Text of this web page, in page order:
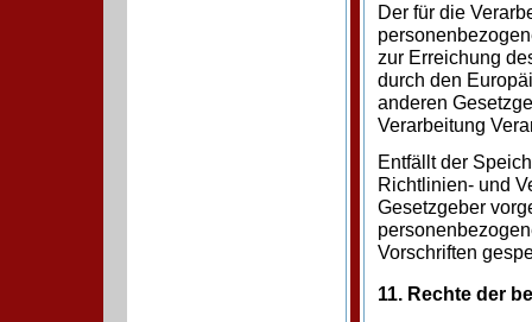
Der für die
zur Erreichung
durch den
anderen
Verarbeitung
Entfällt der
Richtlinien- und
Gesetzgeber
Vorschriften
11. Rechte der